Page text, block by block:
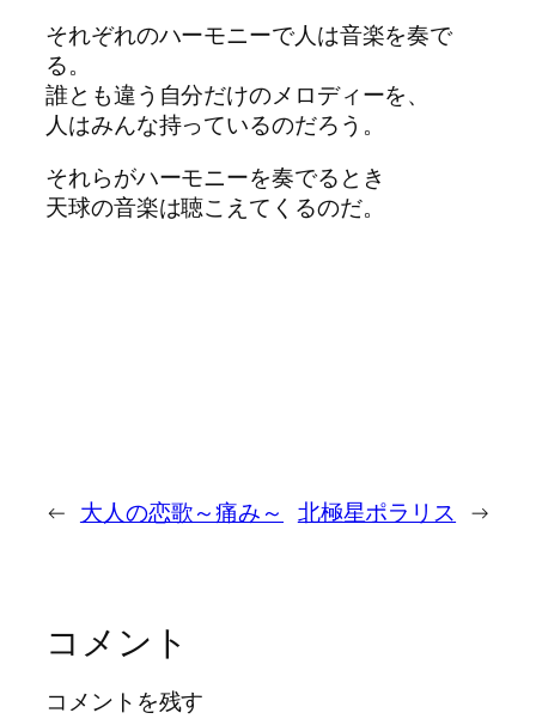
それぞれのハーモニーで人は音楽を奏で
る。
誰とも違う自分だけのメロディーを、
人はみんな持っているのだろう。
それらがハーモニーを奏でるとき
天球の音楽は聴こえてくるのだ。
← 大人の恋歌～痛み～ 北極星ポラリス →
コメント
コメントを残す